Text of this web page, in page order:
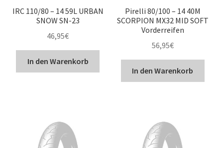
IRC 110/80 – 14 59L URBAN
SNOW SN-23
46,95€
In den Warenkorb
Pirelli 80/100 – 14 40M
SCORPION MX32 MID SOFT
Vorderreifen
56,95€
In den Warenkorb